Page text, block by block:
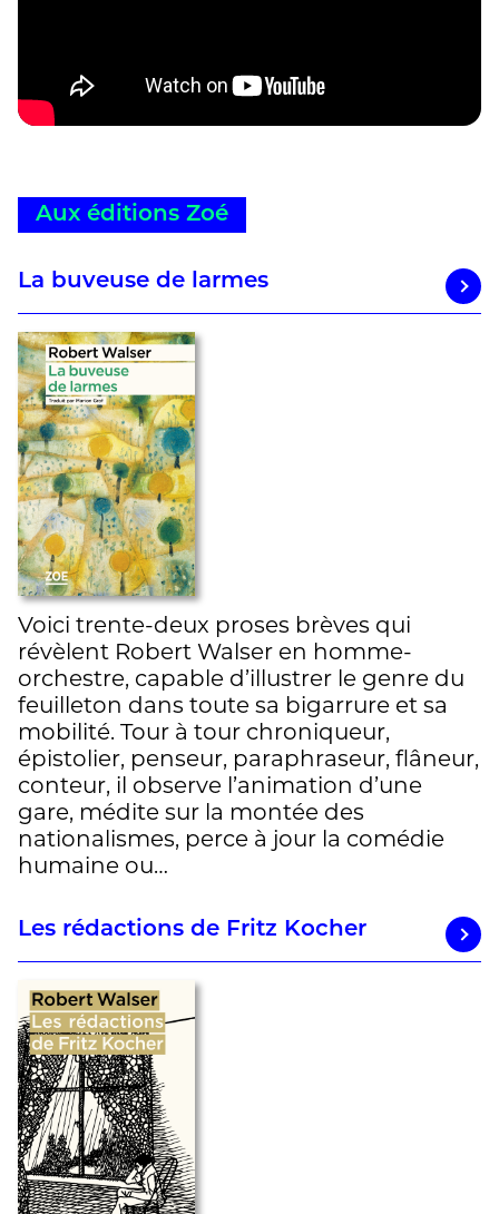
Aux éditions Zoé
La buveuse de larmes
Voici trente-deux proses brèves qui
révèlent Robert Walser en homme-
orchestre, capable d’illustrer le genre du
feuilleton dans toute sa bigarrure et sa
mobilité. Tour à tour chroniqueur,
épistolier, penseur, paraphraseur, flâneur,
conteur, il observe l’animation d’une
gare, médite sur la montée des
nationalismes, perce à jour la comédie
humaine ou…
Les rédactions de Fritz Kocher